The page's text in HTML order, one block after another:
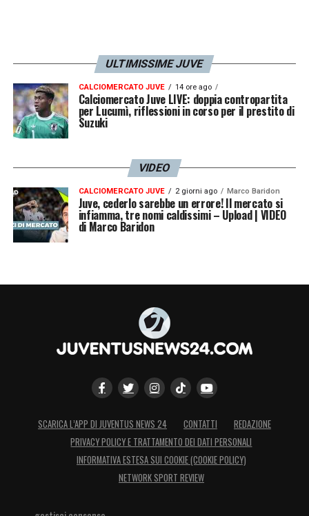
ULTIMISSIME JUVE
CALCIOMERCATO JUVE 14 ore ago
Calciomercato Juve LIVE: doppia contropartita
per Lucumì, riflessioni in corso per il prestito di
Suzuki
VIDEO
CALCIOMERCATO JUVE 2 giorni ago Marco Baridon
Juve, cederlo sarebbe un errore! Il mercato si
infiamma, tre nomi caldissimi – Upload | VIDEO
di Marco Baridon
SCARICA L’APP DI JUVENTUS NEWS 24 CONTATTI
REDAZIONE
PRIVACY POLICY E TRATTAMENTO DEI DATI PERSONALI
INFORMATIVA ESTESA SUI COOKIE (COOKIE POLICY)
NETWORK SPORT REVIEW